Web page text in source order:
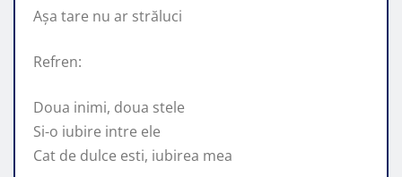
Așa tare nu ar străluci
Refren:
Doua inimi, doua stele
Si-o iubire intre ele
Cat de dulce esti, iubirea mea